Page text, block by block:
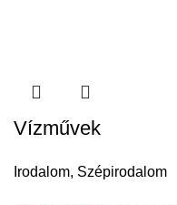
Vízművek
Irodalom, Szépirodalom